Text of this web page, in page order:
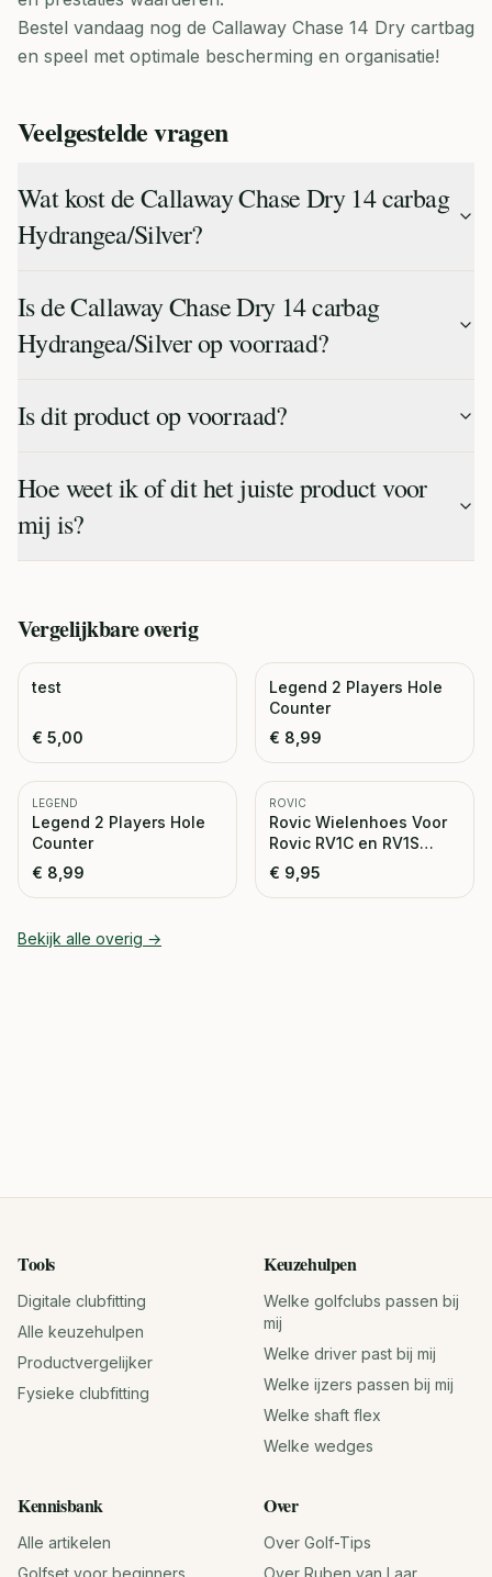
Bestel vandaag nog de Callaway Chase 14 Dry cartbag
en speel met optimale bescherming en organisatie!
Veelgestelde vragen
Wat kost de Callaway Chase Dry 14 carbag
Hydrangea/Silver?
Is de Callaway Chase Dry 14 carbag
Hydrangea/Silver op voorraad?
Is dit product op voorraad?
Hoe weet ik of dit het juiste product voor
mij is?
Vergelijkbareoverig
test
€ 5,00
Legend 2 Players Hole
Counter
€ 8,99
LEGEND
Legend 2 Players Hole
Counter
€ 8,99
ROVIC
Rovic Wielenhoes Voor
Rovic RV1C en RV1S
Trolley
€ 9,95
Bekijk alle overig →
Tools
Digitale clubfitting
Alle keuzehulpen
Productvergelijker
Fysieke clubfitting
Keuzehulpen
Welke golfclubs passen bij
mij
Welke driver past bij mij
Welke ijzers passen bij mij
Welke shaft flex
Welke wedges
Kennisbank
Alle artikelen
Golfset voor beginners
Over
Over Golf-Tips
Over Ruben van Laar